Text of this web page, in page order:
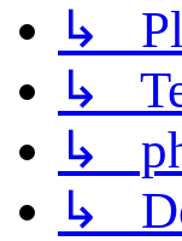
↳
↳
↳
↳